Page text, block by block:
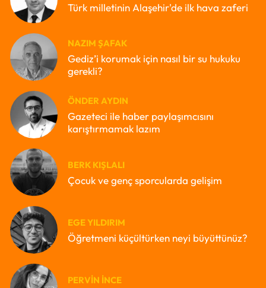
Türk milletinin Alaşehir'de ilk hava zaferi
NAZIM ŞAFAK
Gediz’i korumak için nasıl bir su hukuku
gerekli?
ÖNDER AYDIN
Gazeteci ile haber paylaşımcısını
karıştırmamak lazım
BERK KIŞLALI
Çocuk ve genç sporcularda gelişim
EGE YILDIRIM
Öğretmeni küçültürken neyi büyüttünüz?
PERVIN İNCE